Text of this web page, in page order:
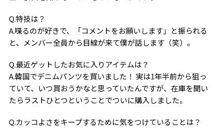
Q.特技は？
A.喋るのが好きで、「コメントをお願いします」と振られる
と、メンバー全員から目線が来て僕が話します（笑）。
Q.最近ゲットしたお気に入りアイテムは？
A.韓国でデニムパンツを買いました！ 実は1年半前から狙っ
ていて、いつ買おうかなと思っていたんですが、在庫を聞い
たらラストひとつということでついに購入しました。
Q.カッコよさをキープするために気をつけていることは？